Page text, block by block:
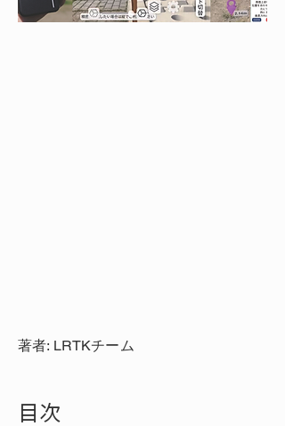
著者: LRTKチーム
目次